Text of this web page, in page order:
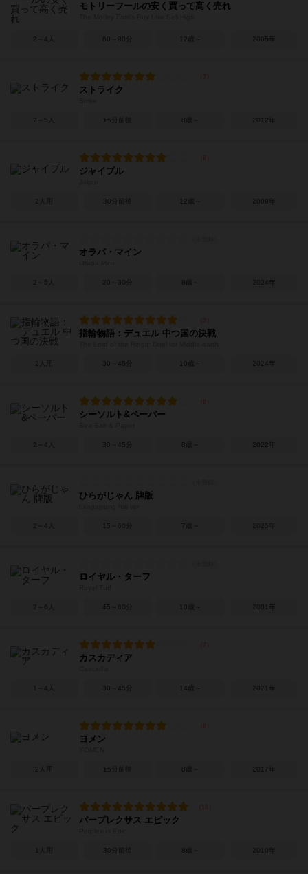
モトリーフールの安く買って高く売れ
2～4人 60～80分 12歳～ 2005年
ストライク
2～5人 15分前後 8歳～ 2012年
ジャイプル
2人用 30分前後 12歳～ 2009年
オラパ・マイン
2～5人 20～30分 8歳～ 2024年
指輪物語：デュエル 中つ国の決戦
2人用 30～45分 10歳～ 2024年
シーソルト&ペーパー
2～4人 30～45分 8歳～ 2022年
ひらがじゃん 牌版
2～4人 15～60分 7歳～ 2025年
ロイヤル・ターフ
2～6人 45～60分 10歳～ 2001年
カスカディア
1～4人 30～45分 14歳～ 2021年
ヨメン
2人用 15分前後 8歳～ 2017年
パープレクサス エピック
1人用 30分前後 8歳～ 2010年